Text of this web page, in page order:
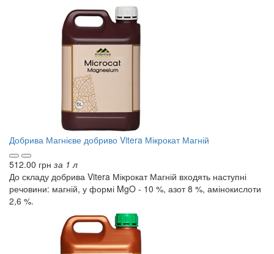
Добрива Магнієве добриво Vitera Мікрокат Магній
512.00 грн за 1 л
До складу добрива Vitera Мікрокат Магній входять наступні
речовини: магній, у формі MgO - 10 %, азот 8 %, амінокислоти
2,6 %.